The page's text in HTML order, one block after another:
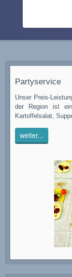
Partyservice
Unser Preis-
der Region ist
Kartoffelsalat,
weiter...